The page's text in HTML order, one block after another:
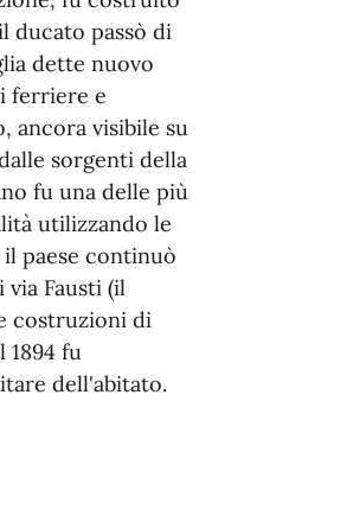
ducato passò di
dette nuovo
ferriere e
ancora visibile su
sorgenti della
fu una delle più
utilizzando le
paese continuò
Fausti (il
costruzioni di
1894 fu
dell'abitato.